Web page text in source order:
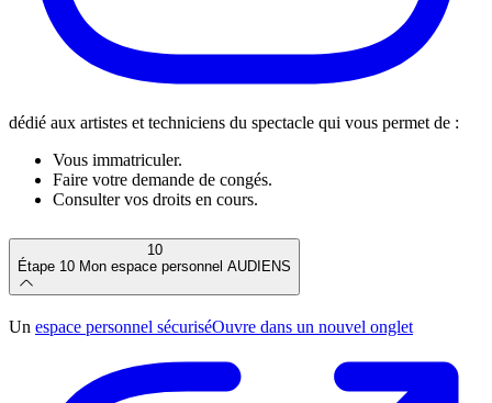
dédié aux artistes et techniciens du spectacle qui vous permet de :
Vous immatriculer.
Faire votre demande de congés.
Consulter vos droits en cours.
10
Étape 10 Mon espace personnel AUDIENS
Un espace personnel sécuriséOuvre dans un nouvel onglet